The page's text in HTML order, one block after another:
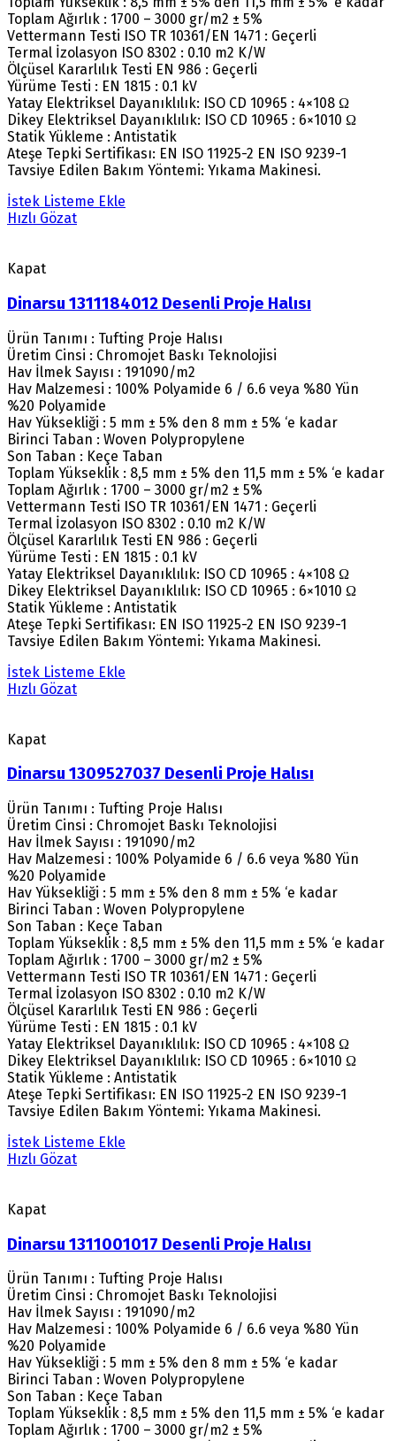
Toplam Ağırlık : 1700 – 3000 gr/m2 ± 5%
Vettermann Testi ISO TR 10361/EN 1471 : Geçerli
Termal İzolasyon ISO 8302 : 0.10 m2 K/W
Ölçüsel Kararlılık Testi EN 986 : Geçerli
Yürüme Testi : EN 1815 : 0.1 kV
Yatay Elektriksel Dayanıklılık: ISO CD 10965 : 4×108 Ω
Dikey Elektriksel Dayanıklılık: ISO CD 10965 : 6×1010 Ω
Statik Yükleme : Antistatik
Ateşe Tepki Sertifikası: EN ISO 11925-2 EN ISO 9239-1
Tavsiye Edilen Bakım Yöntemi: Yıkama Makinesi.
İstek Listeme Ekle
Hızlı Gözat
Kapat
Dinarsu 1311184012 Desenli Proje Halısı
Ürün Tanımı : Tufting Proje Halısı
Üretim Cinsi : Chromojet Baskı Teknolojisi
Hav İlmek Sayısı : 191090/m2
Hav Malzemesi : 100% Polyamide 6 / 6.6 veya %80 Yün
%20 Polyamide
Hav Yüksekliği : 5 mm ± 5% den 8 mm ± 5% ‘e kadar
Birinci Taban : Woven Polypropylene
Son Taban : Keçe Taban
Toplam Yükseklik : 8,5 mm ± 5% den 11,5 mm ± 5% ‘e kadar
Toplam Ağırlık : 1700 – 3000 gr/m2 ± 5%
Vettermann Testi ISO TR 10361/EN 1471 : Geçerli
Termal İzolasyon ISO 8302 : 0.10 m2 K/W
Ölçüsel Kararlılık Testi EN 986 : Geçerli
Yürüme Testi : EN 1815 : 0.1 kV
Yatay Elektriksel Dayanıklılık: ISO CD 10965 : 4×108 Ω
Dikey Elektriksel Dayanıklılık: ISO CD 10965 : 6×1010 Ω
Statik Yükleme : Antistatik
Ateşe Tepki Sertifikası: EN ISO 11925-2 EN ISO 9239-1
Tavsiye Edilen Bakım Yöntemi: Yıkama Makinesi.
İstek Listeme Ekle
Hızlı Gözat
Kapat
Dinarsu 1309527037 Desenli Proje Halısı
Ürün Tanımı : Tufting Proje Halısı
Üretim Cinsi : Chromojet Baskı Teknolojisi
Hav İlmek Sayısı : 191090/m2
Hav Malzemesi : 100% Polyamide 6 / 6.6 veya %80 Yün
%20 Polyamide
Hav Yüksekliği : 5 mm ± 5% den 8 mm ± 5% ‘e kadar
Birinci Taban : Woven Polypropylene
Son Taban : Keçe Taban
Toplam Yükseklik : 8,5 mm ± 5% den 11,5 mm ± 5% ‘e kadar
Toplam Ağırlık : 1700 – 3000 gr/m2 ± 5%
Vettermann Testi ISO TR 10361/EN 1471 : Geçerli
Termal İzolasyon ISO 8302 : 0.10 m2 K/W
Ölçüsel Kararlılık Testi EN 986 : Geçerli
Yürüme Testi : EN 1815 : 0.1 kV
Yatay Elektriksel Dayanıklılık: ISO CD 10965 : 4×108 Ω
Dikey Elektriksel Dayanıklılık: ISO CD 10965 : 6×1010 Ω
Statik Yükleme : Antistatik
Ateşe Tepki Sertifikası: EN ISO 11925-2 EN ISO 9239-1
Tavsiye Edilen Bakım Yöntemi: Yıkama Makinesi.
İstek Listeme Ekle
Hızlı Gözat
Kapat
Dinarsu 1311001017 Desenli Proje Halısı
Ürün Tanımı : Tufting Proje Halısı
Üretim Cinsi : Chromojet Baskı Teknolojisi
Hav İlmek Sayısı : 191090/m2
Hav Malzemesi : 100% Polyamide 6 / 6.6 veya %80 Yün
%20 Polyamide
Hav Yüksekliği : 5 mm ± 5% den 8 mm ± 5% ‘e kadar
Birinci Taban : Woven Polypropylene
Son Taban : Keçe Taban
Toplam Yükseklik : 8,5 mm ± 5% den 11,5 mm ± 5% ‘e kadar
Toplam Ağırlık : 1700 – 3000 gr/m2 ± 5%